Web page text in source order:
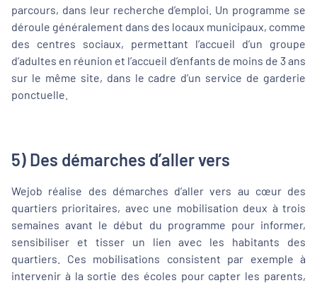
parcours, dans leur recherche d’emploi. Un programme se
déroule généralement dans des locaux municipaux, comme
des centres sociaux, permettant l’accueil d’un groupe
d’adultes en réunion et l’accueil d’enfants de moins de 3 ans
sur le même site, dans le cadre d’un service de garderie
ponctuelle.
5) Des démarches d’aller vers
Wejob réalise des démarches d’aller vers au cœur des
quartiers prioritaires, avec une mobilisation deux à trois
semaines avant le début du programme pour informer,
sensibiliser et tisser un lien avec les habitants des
quartiers. Ces mobilisations consistent par exemple à
intervenir à la sortie des écoles pour capter les parents,